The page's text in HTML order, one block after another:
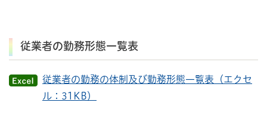
従業者の勤務形態一覧表
従業者の勤務の体制及び勤務形態一覧表（エクセ
ル：31KB）